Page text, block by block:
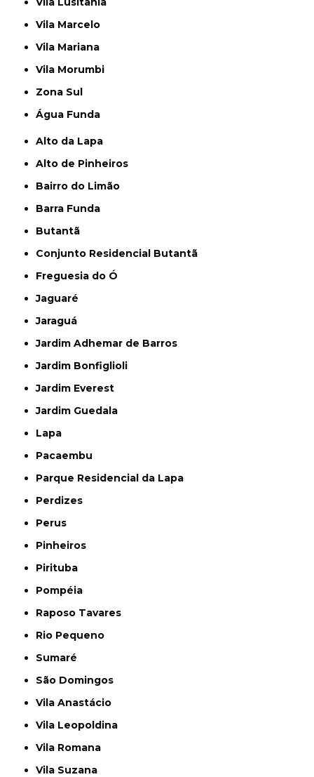
Vila Marcelo
Vila Mariana
Vila Morumbi
Zona Sul
Água Funda
Alto da Lapa
Alto de Pinheiros
Bairro do Limão
Barra Funda
Butantã
Conjunto Residencial Butantã
Freguesia do Ó
Jaguaré
Jaraguá
Jardim Adhemar de Barros
Jardim Bonfiglioli
Jardim Everest
Jardim Guedala
Lapa
Pacaembu
Parque Residencial da Lapa
Perdizes
Perus
Pinheiros
Pirituba
Pompéia
Raposo Tavares
Rio Pequeno
Sumaré
São Domingos
Vila Anastácio
Vila Leopoldina
Vila Romana
Vila Suzana